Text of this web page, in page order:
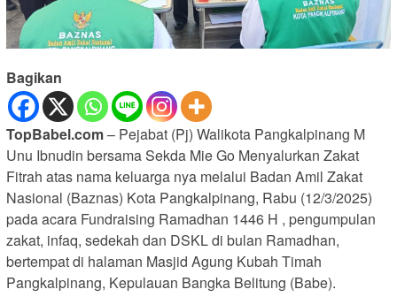
Bagikan
TopBabel.com– Pejabat (Pj) Walikota Pangkalpinang M
Unu Ibnudin bersama Sekda Mie Go Menyalurkan Zakat
Fitrah atas nama keluarga nya melalui Badan Amil Zakat
Nasional (Baznas) Kota Pangkalpinang, Rabu (12/3/2025)
pada acara Fundraising Ramadhan 1446 H , pengumpulan
zakat, infaq, sedekah dan DSKL di bulan Ramadhan,
bertempat di halaman Masjid Agung Kubah Timah
Pangkalpinang, Kepulauan Bangka Belitung (Babe).